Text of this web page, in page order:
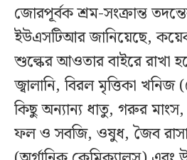
জোরপূর্বক শ্রম-সংক্রান্ত
ইউএসটিআর জানিয়েছে,
শুল্কের আওতার বাইরে রাখা
জ্বালানি, বিরল মৃত্তিকা
কিছু অন্যান্য ধাতু, গরুর মাংস,
ফল ও সবজি, ওষুধ, জৈব